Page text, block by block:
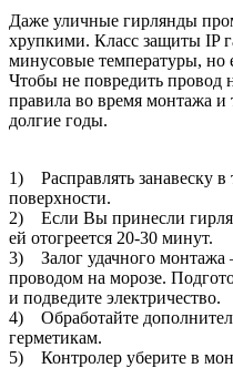
Даже уличные гирлянды
хрупкими. Класс защиты IP
минусовые температуры, но
Чтобы не повредить провод
правила во время монтажа
долгие годы.
1) Расправлять занавеску
поверхности.
2) Если Вы принесли
ей отогреется 20-30 минут.
3) Залог удачного
проводом на морозе.
и подведите электричество.
4) Обработайте
герметикам.
5) Контролер уберите в